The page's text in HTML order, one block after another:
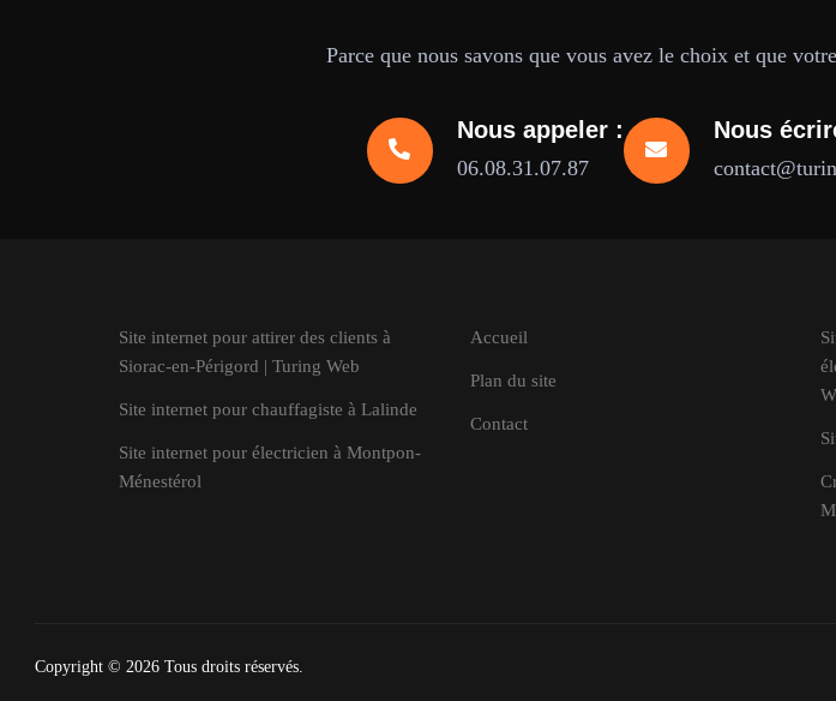
Parce que nous savons que vous avez le choix et que
Nous appeler :
06.08.31.07.87
Nous
Site internet pour attirer des clients à
Siorac-en-Périgord | Turing Web
Site internet pour chauffagiste à Lalinde
Site internet pour électricien à Montpon-
Ménestérol
Accueil
Plan du site
Contact
Copyright © 2026 Tous droits réservés.